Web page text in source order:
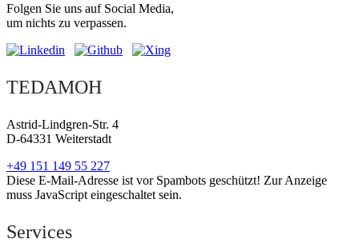
Folgen Sie uns auf Social Media,
um nichts zu verpassen.
TEDAMOH
Astrid-Lindgren-Str. 4
D-64331 Weiterstadt
+49 151 149 55 227
Diese E-Mail-Adresse ist vor Spambots geschützt! Zur Anzeige
muss JavaScript eingeschaltet sein.
Services